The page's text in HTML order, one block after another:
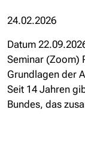
24.02.2026
Datum
Seminar (Zoom)
Grundlagen der
Seit 14 Jahren
Bundes, das